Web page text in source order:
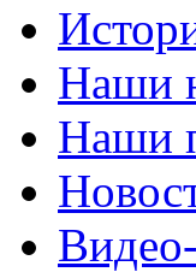
Наши
Наши